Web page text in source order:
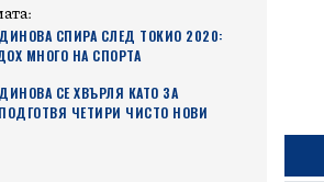
СПИРА СЛЕД ТОКИО 2020:
МНОГО НА СПОРТА
СЕ ХВЪРЛЯ КАТО ЗА
ЧЕТИРИ ЧИСТО НОВИ